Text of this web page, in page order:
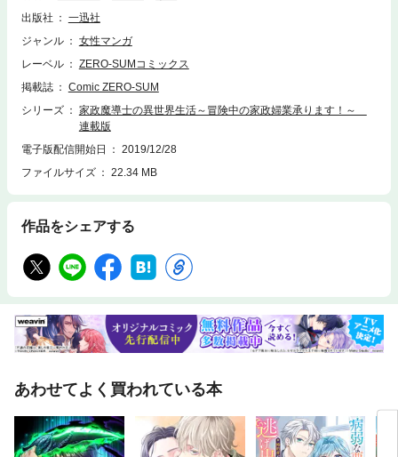
は実際と異なる場合がございます。漫画内の告知等は過去のものとなりま
すので、ご注意ください。
出版社
一迅社
ジャンル
女性マンガ
レーベル
ZERO-SUMコミックス
掲載誌
Comic ZERO-SUM
シリーズ
家政魔導士の異世界生活～冒険中の家政婦業承ります！～
連載版
電子版配信開始日
2019/12/28
ファイルサイズ
22.34 MB
作品をシェアする
あわせてよく買われている本